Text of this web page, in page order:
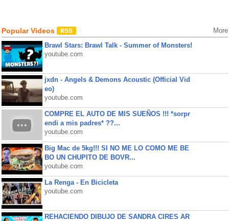
Popular Videos More
Brawl Stars: Brawl Talk - Summer of Monsters!
youtube.com
jxdn - Angels & Demons Acoustic (Official Vid
eo)
youtube.com
COMPRE EL AUTO DE MIS SUEÑOS !!! *sorpr
endi a mis padres* ??...
youtube.com
Big Mac de 5kg!!! SI NO ME LO COMO ME BE
BO UN CHUPITO DE BOVR...
youtube.com
La Renga - En Bicicleta
youtube.com
REHACIENDO DIBUJO DE SANDRA CIRES AR